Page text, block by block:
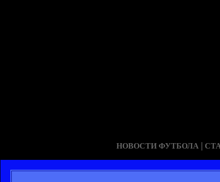
НОВОСТИ ФУТБОЛА |